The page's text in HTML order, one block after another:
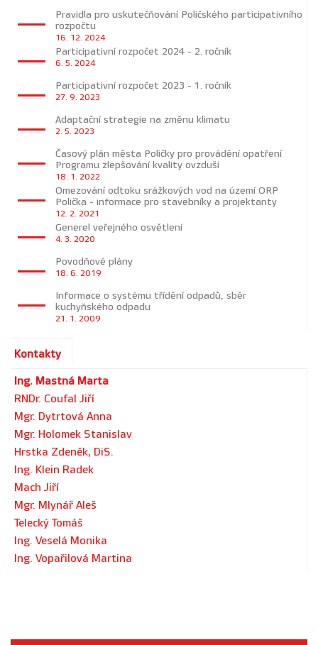
Pravidla pro uskutečňování Poličského participativního
rozpočtu
16. 12. 2024
Participativní rozpočet 2024 - 2. ročník
6. 5. 2024
Participativní rozpočet 2023 - 1. ročník
27. 9. 2023
Adaptační strategie na změnu klimatu
2. 5. 2023
Časový plán města Poličky pro provádění opatření
Programu zlepšování kvality ovzduší
18. 1. 2022
Omezování odtoku srážkových vod na území ORP
Polička - informace pro stavebníky a projektanty
12. 2. 2021
Generel veřejného osvětlení
4. 3. 2020
Povodňové plány
18. 6. 2019
Informace o systému třídění odpadů, sběr
kuchyňského odpadu
21. 1. 2009
Kontakty
Ing. Mastná Marta
RNDr. Coufal Jiří
Mgr. Dytrtová Anna
Mgr. Holomek Stanislav
Hrstka Zdeněk, DiS.
Ing. Klein Radek
Mach Jiří
Mgr. Mlynář Aleš
Telecký Tomáš
Ing. Veselá Monika
Ing. Vopařilová Martina